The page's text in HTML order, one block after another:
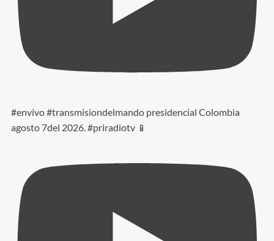
#envivo #transmisiondelmando presidencial Colombia
agosto 7del 2026. #priradiotv 📱